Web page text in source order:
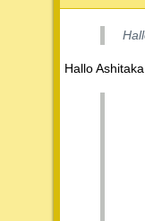
Hallo Ashitaka